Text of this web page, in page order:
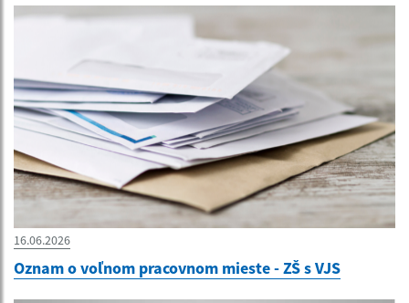
16.06.2026
Oznam o voľnom pracovnom mieste - ZŠ s VJS